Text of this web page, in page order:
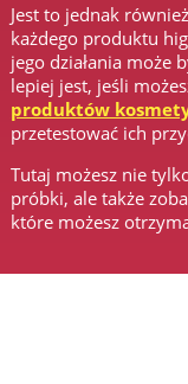
Jest to jednak
każdego produktu
jego działania może
lepiej jest, jeśli
produktów
przetestować ich
Tutaj możesz nie
próbki, ale także
które możesz